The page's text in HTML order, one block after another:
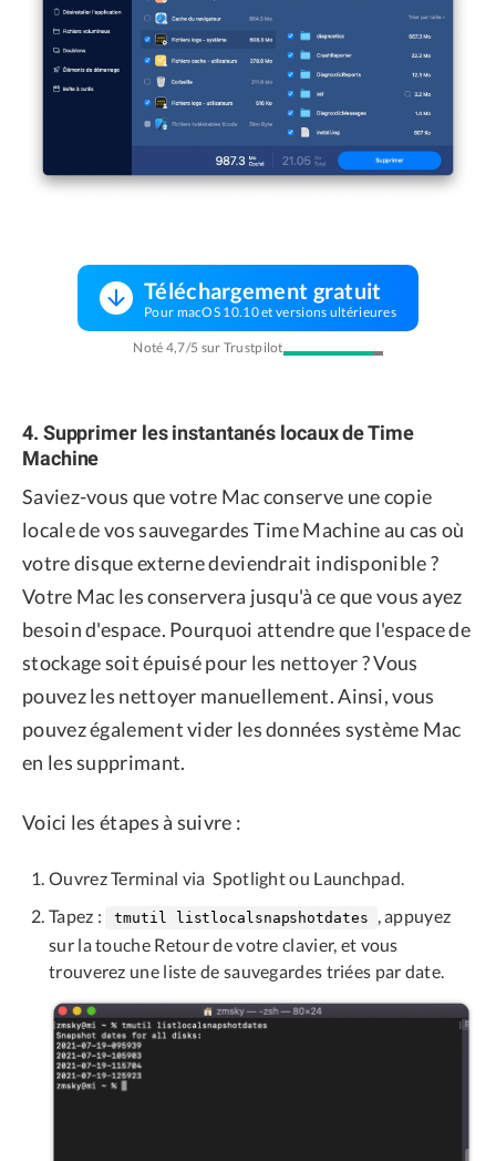
Téléchargement gratuit
Pour macOS 10.10 et versions ultérieures
Noté 4,7/5 sur Trustpilot
4. Supprimer les instantanés locaux de Time
Machine
Saviez-vous que votre Mac conserve une copie
locale de vos sauvegardes Time Machine au cas où
votre disque externe deviendrait indisponible ?
Votre Mac les conservera jusqu'à ce que vous ayez
besoin d'espace. Pourquoi attendre que l'espace de
stockage soit épuisé pour les nettoyer ? Vous
pouvez les nettoyer manuellement. Ainsi, vous
pouvez également vider les données système Mac
en les supprimant.
Voici les étapes à suivre :
Ouvrez Terminal via Spotlight ou Launchpad.
Tapez :
tmutil listlocalsnapshotdates
, appuyez
sur la touche Retour de votre clavier, et vous
trouverez une liste de sauvegardes triées par date.